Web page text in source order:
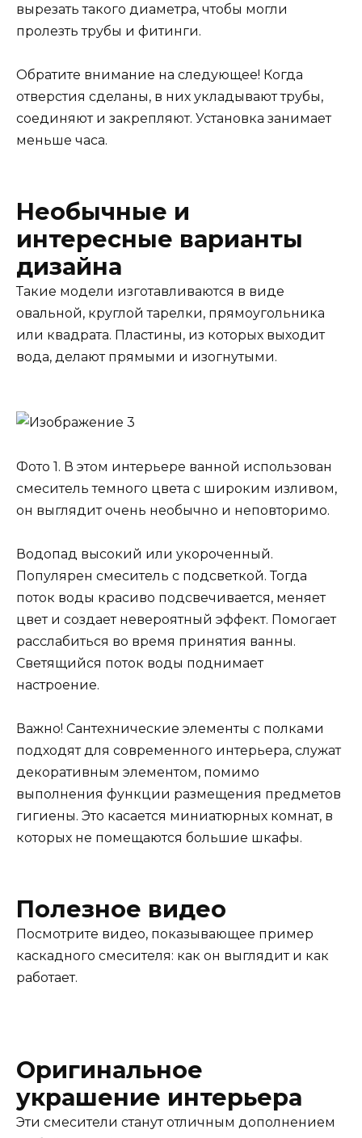
вырезать такого диаметра, чтобы могли
пролезть трубы и фитинги.
Обратите внимание на следующее! Когда
отверстия сделаны, в них укладывают трубы,
соединяют и закрепляют. Установка занимает
меньше часа.
Необычные и
интересные варианты
дизайна
Такие модели изготавливаются в виде
овальной, круглой тарелки, прямоугольника
или квадрата. Пластины, из которых выходит
вода, делают прямыми и изогнутыми.
Фото 1. В этом интерьере ванной использован
смеситель темного цвета с широким изливом,
он выглядит очень необычно и неповторимо.
Водопад высокий или укороченный.
Популярен смеситель с подсветкой. Тогда
поток воды красиво подсвечивается, меняет
цвет и создает невероятный эффект. Помогает
расслабиться во время принятия ванны.
Светящийся поток воды поднимает
настроение.
Важно! Сантехнические элементы с полками
подходят для современного интерьера, служат
декоративным элементом, помимо
выполнения функции размещения предметов
гигиены. Это касается миниатюрных комнат, в
которых не помещаются большие шкафы.
Полезное видео
Посмотрите видео, показывающее пример
каскадного смесителя: как он выглядит и как
работает.
Оригинальное
украшение интерьера
Эти смесители станут отличным дополнением